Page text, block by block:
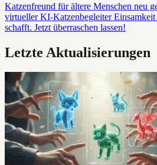
Katzenfreund für ältere Menschen neu
virtueller KI-Katzenbegleiter
schafft. Jetzt überraschen lassen!
Letzte Aktualisierungen